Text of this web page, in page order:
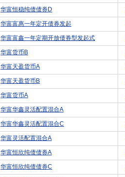
华富恒稳纯债债券D
华富富惠一年定开债券发起
华富富鑫一年定期开放债券型发起式
华富货币B
华富天盈货币A
华富天盈货币B
华富货币A
华富华鑫灵活配置混合A
华富华鑫灵活配置混合C
华富灵活配置混合A
华富恒欣纯债债券A
华富恒欣纯债债券C